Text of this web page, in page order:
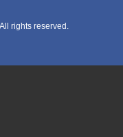
All rights reserved.